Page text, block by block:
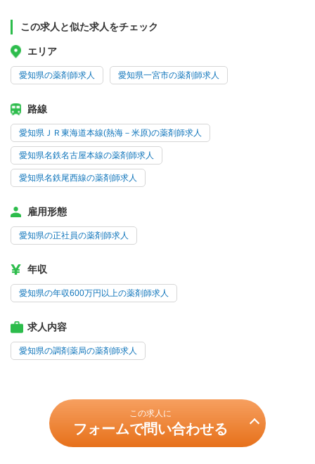
この求人と似た求人をチェック
エリア
愛知県の薬剤師求人 愛知県一宮市の薬剤師求人
路線
愛知県ＪＲ東海道本線(熱海－米原)の薬剤師求人
愛知県名鉄名古屋本線の薬剤師求人
愛知県名鉄尾西線の薬剤師求人
雇用形態
愛知県の正社員の薬剤師求人
年収
愛知県の年収600万円以上の薬剤師求人
求人内容
愛知県の調剤薬局の薬剤師求人
この求人に
フォームで問い合わせる